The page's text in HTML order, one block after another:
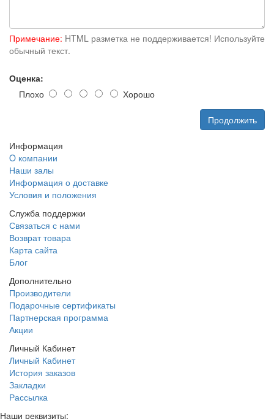
Примечание: HTML разметка не поддерживается! Используйте
обычный текст.
Оценка:
Плохо
Хорошо
Продолжить
Информация
O компании
Наши залы
Информация о доставке
Условия и положения
Служба поддержки
Связаться с нами
Возврат товара
Карта сайта
Блог
Дополнительно
Производители
Подарочные сертификаты
Партнерская программа
Акции
Личный Кабинет
Личный Кабинет
История заказов
Закладки
Рассылка
Наши реквизиты: